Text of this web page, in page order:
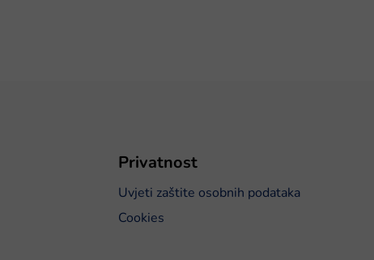
Privatnost
Uvjeti zaštite osobnih podataka
Cookies